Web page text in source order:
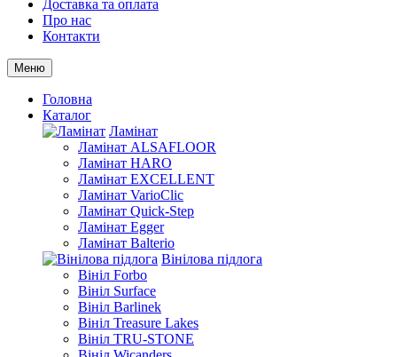
Доставка та оплата
Про нас
Контакти
Меню
Головна
Каталог
Ламінат
Ламінат ALSAFLOOR
Ламінат HARO
Ламінат EXCELLENT
Ламінат VarioClic
Ламінат Quick-Step
Ламінат Egger
Ламінат Balterio
Вінілова підлога
Вініл Forbo
Вініл Surface
Вініл Barlinek
Вініл Treasure Lakes
Вініл TRU-STONE